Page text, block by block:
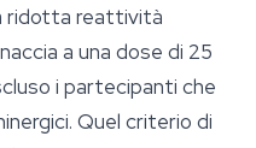
ridotta reattività
a una dose di 25
i partecipanti che
Quel criterio di